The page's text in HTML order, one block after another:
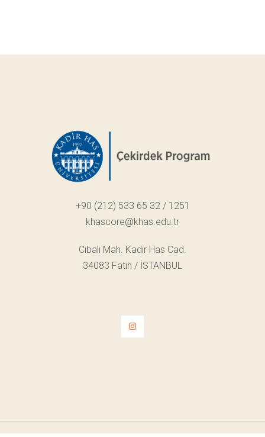
+90 (212) 533 65 32 / 1251
khascore@khas.edu.tr
Cibali Mah. Kadir Has Cad.
34083 Fatih / İSTANBUL